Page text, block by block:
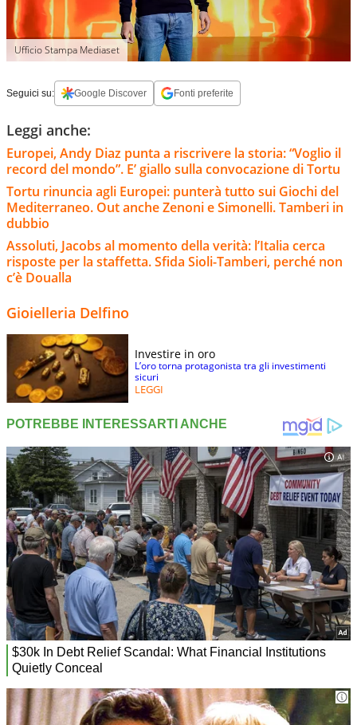
Ufficio Stampa Mediaset
Seguici su: Google Discover Fonti preferite
Leggi anche:
Europei, Andy Diaz punta a riscrivere la storia: “Voglio il
record del mondo”. E’ giallo sulla convocazione di Tortu
Tortu rinuncia agli Europei: punterà tutto sui Giochi del
Mediterraneo. Out anche Zenoni e Simonelli. Tamberi in
dubbio
Assoluti, Jacobs al momento della verità: l’Italia cerca
risposte per la staffetta. Sfida Sioli-Tamberi, perché non
c’è Doualla
Gioielleria Delfino
Investire in oro
L’oro torna protagonista tra gli investimenti
sicuri
LEGGI